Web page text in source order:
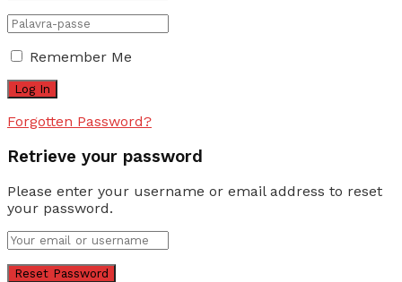
Remember Me
Forgotten Password?
Retrieve your password
Please enter your username or email address to reset
your password.